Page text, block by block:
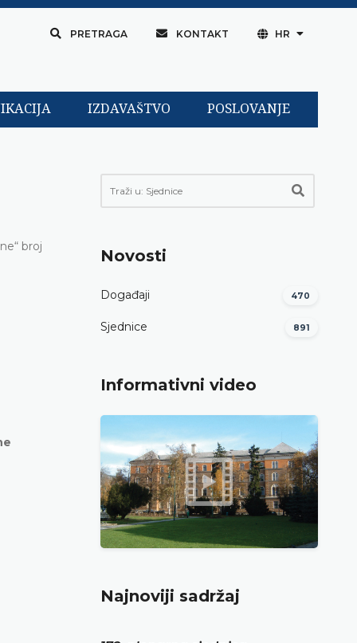
PRETRAGA KONTAKT HR
IZDAVAŠTVO POSLOVANJE
broj
Novosti
Događaji 470
Sjednice 891
Informativni video
Najnoviji sadržaj